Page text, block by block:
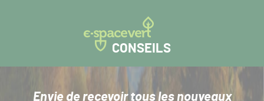
CONSEILS
Envie de recevoir tous les nouveaux